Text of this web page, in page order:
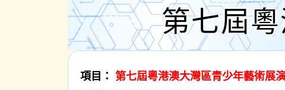
第七屆
項目： 第七屆粵港澳大灣區青少年藝術展